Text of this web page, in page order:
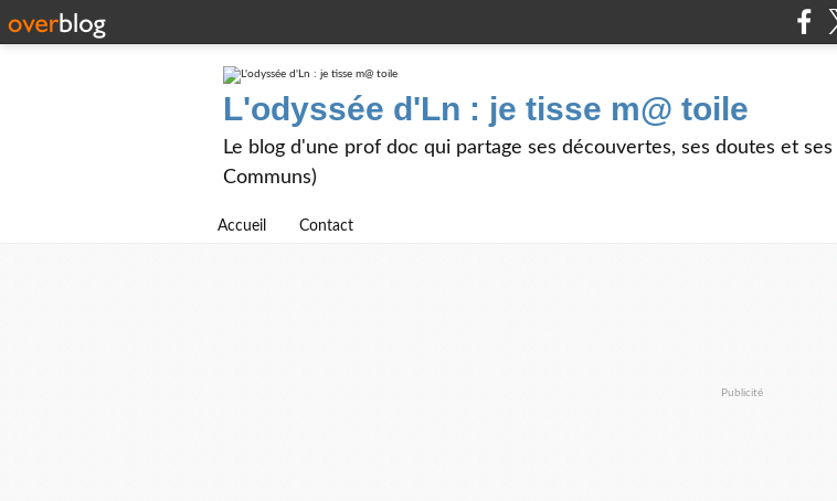
L'odyssée d'Ln : je tisse m@ toile
Le blog d'une prof doc qui partage ses découvertes, ses doutes et
Communs)
Accueil Contact
Publicité